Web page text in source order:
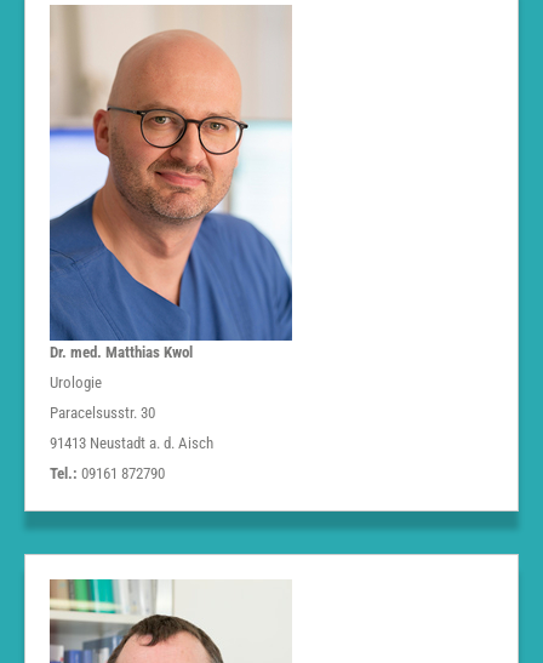
Dr. med. Matthias Kwol
Urologie
Paracelsusstr. 30
91413 Neustadt a. d. Aisch
Tel.: 09161 872790